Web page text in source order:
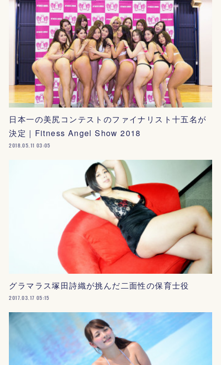
日本一の美尻コンテストのファイナリスト十五名が
決定｜Fitness Angel Show 2018
2018.05.11 03:05
グラマラス塚田詩織が挑んだ二面性の保育士役
2017.03.17 05:15